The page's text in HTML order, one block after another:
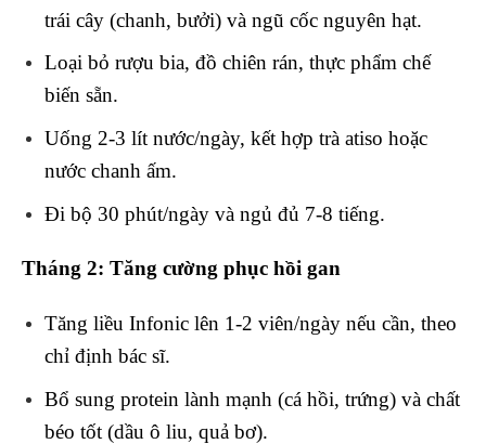
trái cây (chanh, bưởi) và ngũ cốc nguyên hạt.
Loại bỏ rượu bia, đồ chiên rán, thực phẩm chế
biến sẵn.
Uống 2-3 lít nước/ngày, kết hợp trà atiso hoặc
nước chanh ấm.
Đi bộ 30 phút/ngày và ngủ đủ 7-8 tiếng.
Tháng 2: Tăng cường phục hồi gan
Tăng liều Infonic lên 1-2 viên/ngày nếu cần, theo
chỉ định bác sĩ.
Bổ sung protein lành mạnh (cá hồi, trứng) và chất
béo tốt (dầu ô liu, quả bơ).